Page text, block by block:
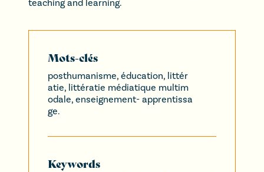
teaching and learning.
Mots-clés
posthumanisme, éducation, littér
atie, littératie médiatique multim
odale, enseignement- apprentissa
ge.
Keywords